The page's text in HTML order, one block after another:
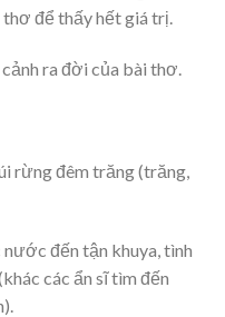
thơ để thấy hết giá trị.
ra đời của bài thơ.
rừng đêm trăng (trăng,
đến tận khuya, tình
các ẩn sĩ tìm đến